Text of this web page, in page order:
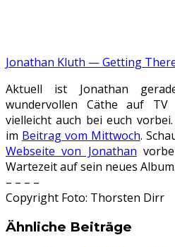
Jonathan Kluth — Getting
Aktuell ist Jonathan
wundervollen Cäthe auf
vielleicht auch bei euch
im Beitrag vom Mittwoch.
Webseite von Jonathan
Wartezeit auf sein neues Album.
– – – –
Copyright Foto: Thorsten Dirr
Ähnliche Beiträge